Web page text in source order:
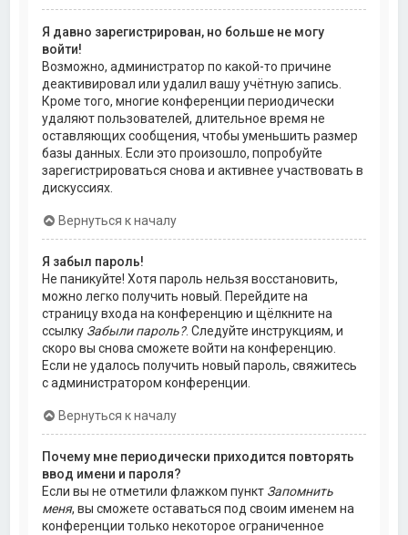
Я давно зарегистрирован, но больше не могу
войти!
Возможно, администратор по какой-то причине
деактивировал или удалил вашу учётную запись.
Кроме того, многие конференции периодически
удаляют пользователей, длительное время не
оставляющих сообщения, чтобы уменьшить размер
базы данных. Если это произошло, попробуйте
зарегистрироваться снова и активнее участвовать в
дискуссиях.
Вернуться к началу
Я забыл пароль!
Не паникуйте! Хотя пароль нельзя восстановить,
можно легко получить новый. Перейдите на
страницу входа на конференцию и щёлкните на
ссылку Забыли пароль?. Следуйте инструкциям, и
скоро вы снова сможете войти на конференцию.
Если не удалось получить новый пароль, свяжитесь
с администратором конференции.
Вернуться к началу
Почему мне периодически приходится повторять
ввод имени и пароля?
Если вы не отметили флажком пункт Запомнить
меня, вы сможете оставаться под своим именем на
конференции только некоторое ограниченное